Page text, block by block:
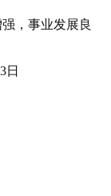
，事业发展良
日